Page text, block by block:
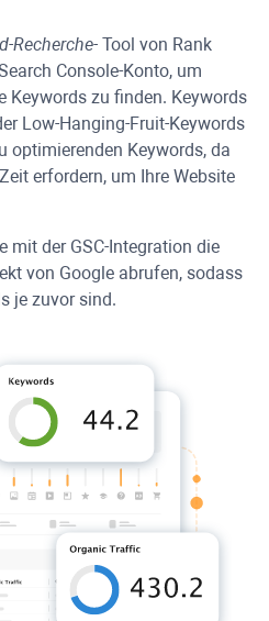
Recherche- Tool von Rank
Console-Konto, um
Keywords zu finden. Keywords
Low-Hanging-Fruit-Keywords
optimierenden Keywords, da
erfordern, um Ihre Website
mit der GSC-Integration die
von Google abrufen, sodass
je zuvor sind.